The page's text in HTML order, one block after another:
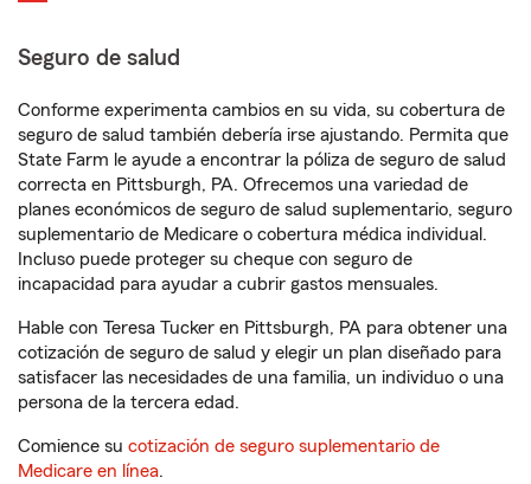
Seguro de salud
Conforme experimenta cambios en su vida, su cobertura de
seguro de salud también debería irse ajustando. Permita que
State Farm le ayude a encontrar la póliza de seguro de salud
correcta en Pittsburgh, PA. Ofrecemos una variedad de
planes económicos de seguro de salud suplementario, seguro
suplementario de Medicare o cobertura médica individual.
Incluso puede proteger su cheque con seguro de
incapacidad para ayudar a cubrir gastos mensuales.
Hable con Teresa Tucker en Pittsburgh, PA para obtener una
cotización de seguro de salud y elegir un plan diseñado para
satisfacer las necesidades de una familia, un individuo o una
persona de la tercera edad.
Comience su cotización de seguro suplementario de
Medicare en línea.